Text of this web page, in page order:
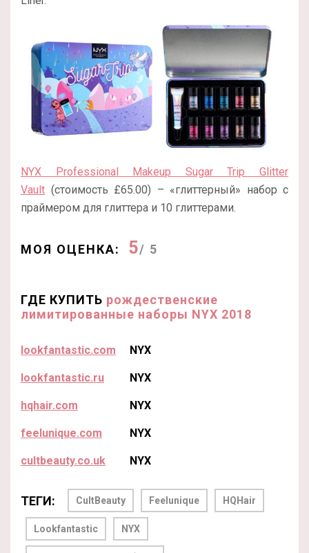
NYX Professional Makeup Sugar Trip Glitter
Vault (стоимость £65.00) – «глиттерный» набор с
праймером для глиттера и 10 глиттерами.
МОЯ ОЦЕНКА: 5/ 5
ГДЕ КУПИТЬ рождественские
лимитированные наборы NYX 2018
lookfantastic.com NYX
lookfantastic.ru NYX
hqhair.com NYX
feelunique.com NYX
cultbeauty.co.uk NYX
ТЕГИ: CultBeauty Feelunique HQHair
Lookfantastic NYX